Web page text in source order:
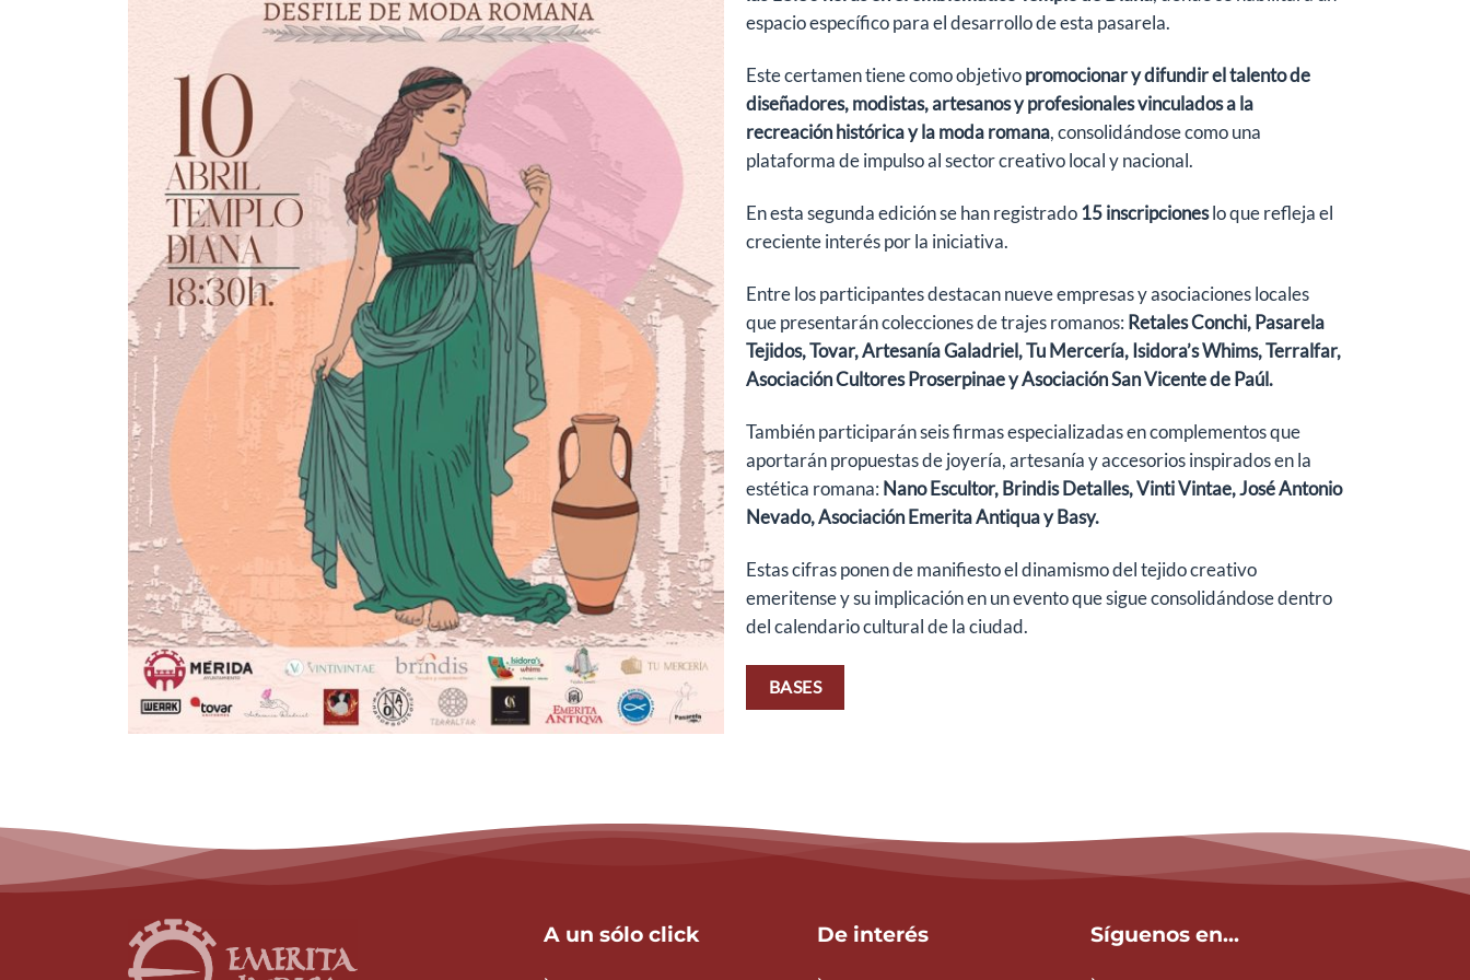
espacio específico para el desarrollo de esta pasarela.
Este certamen tiene como objetivopromocionar y difundir el talento de
diseñadores, modistas, artesanos y profesionales vinculados a la
recreación histórica y la moda romana, consolidándose como una
plataforma de impulso al sector creativo local y nacional.
En esta segunda edición se han registrado 15 inscripcioneslo que refleja el
creciente interés por la iniciativa.
Entre los participantes destacan nueve empresas y asociaciones locales
que presentarán colecciones de trajes romanos: Retales Conchi, Pasarela
Tejidos, Tovar, Artesanía Galadriel, Tu Mercería, Isidora’s Whims, Terralfar,
Asociación Cultores Proserpinae y Asociación San Vicente de Paúl.
También participarán seis firmas especializadas en complementos que
aportarán propuestas de joyería, artesanía y accesorios inspirados en la
estética romana: Nano Escultor, Brindis Detalles, Vinti Vintae, José Antonio
Nevado, Asociación Emerita Antiqua y Basy.
Estas cifras ponen de manifiesto el dinamismo del tejido creativo
emeritense y su implicación en un evento que sigue consolidándose dentro
del calendario cultural de la ciudad.
BASES
A un sólo click De interés Síguenos en...